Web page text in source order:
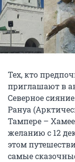
Тех, кто
приглашают в
Северное
Рануа
Тампере –
желанию с 12
этом
самые